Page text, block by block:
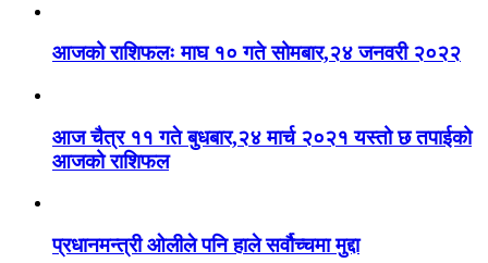
आजको राशिफलः माघ १० गते सोमबार,२४ जनवरी २०२२
आज चैत्र ११ गते बुधबार,२४ मार्च २०२१ यस्तो छ तपाईको
आजको राशिफल
प्रधानमन्त्री ओलीले पनि हाले सर्वौच्चमा मुद्दा